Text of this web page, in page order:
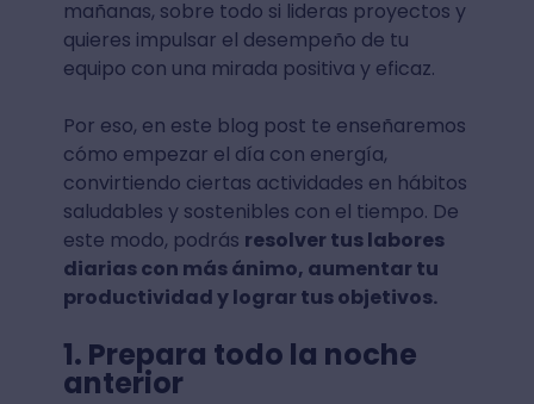
mañanas, sobre todo si lideras proyectos y
quieres impulsar el desempeño de tu
equipo con una mirada positiva y eficaz.
Por eso, en este blog post te enseñaremos
cómo empezar el día con energía,
convirtiendo ciertas actividades en hábitos
saludables y sostenibles con el tiempo. De
este modo, podrás resolver tus labores
diarias con más ánimo, aumentar tu
productividad y lograr tus objetivos.
1. Prepara todo la noche
anterior